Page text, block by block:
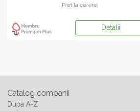
Pret la cerere
Detalii
Catalog companii
Dupa A-Z